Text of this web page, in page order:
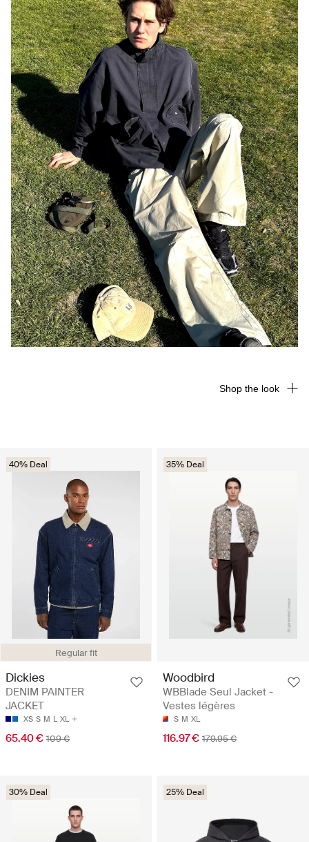
Regular fit
40% Deal
Dickies
DENIM PAINTER
JACKET
XS S M L XL
65.40 € 109 €
35% Deal
Woodbird
WBBlade Seul Jacket -
Vestes légères
S M XL
116.97 € 179.95 €
30% Deal 25% Deal
Shop the look